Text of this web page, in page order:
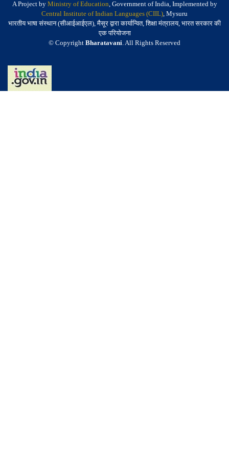
A Project by Ministry of Education, Government of India, Implemented by
Central Institute of Indian Languages (CIIL), Mysuru
भारतीय भाषा संस्थान (सीआईआईएल), मैसूर द्वारा कार्यान्वित, शिक्षा मंत्रालय, भारत सरकार की
एक परियोजना
© Copyright Bharatavani. All Rights Reserved